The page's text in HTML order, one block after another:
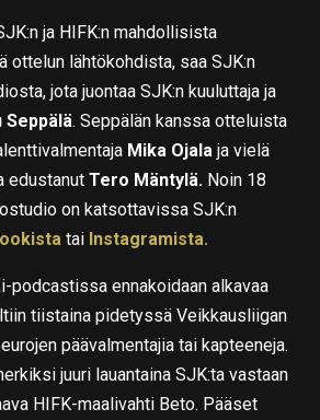
ja HIFK:n mahdollisista
ottelun lähtökohdista, saa SJK:n
jota juontaa SJK:n kuuluttaja ja
. Seppälän kanssa otteluista
Mika Ojala ja vielä
edustanutTero Mäntylä. Noin 18
on katsottavissa SJK:n
tai Instagramista.
podcastissa ennakoidaan alkavaa
tiistaina pidetyssä Veikkausliigan
päävalmentajia tai kapteeneja.
juuri lauantaina SJK:ta vastaan
HIFK-maalivahti Beto. Pääset